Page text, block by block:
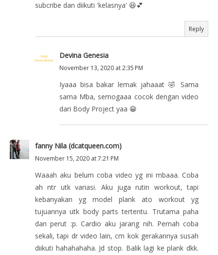
subcribe dan diikuti 'kelasnya' 😆💕
Reply
Devina Genesia
November 13, 2020 at 2:35 PM
Iyaaa bisa bakar lemak jahaaat 🤣 Sama
sama Mba, semogaaa cocok dengan video
dari Body Project yaa 😁
fanny Nila (dcatqueen.com)
November 15, 2020 at 7:21 PM
Waaah aku belum coba video yg ini mbaaa. Coba
ah ntr utk variasi. Aku juga rutin workout, tapi
kebanyakan yg model plank ato workout yg
tujuannya utk body parts tertentu. Trutama paha
dan perut :p. Cardio aku jarang nih. Pernah coba
sekali, tapi dr video lain, cm kok gerakannya susah
diikuti hahahahaha. Jd stop. Balik lagi ke plank dkk.